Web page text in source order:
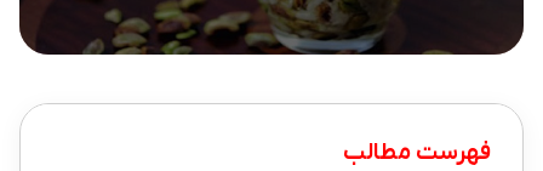
فهرست مطالب